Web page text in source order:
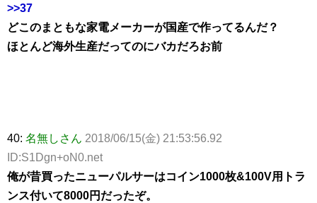
>>37
どこのまともな家電メーカーが国産で作ってるんだ？
ほとんど海外生産だってのにバカだろお前
40: 名無しさん 2018/06/15(金) 21:53:56.92
ID:S1Dgn+oN0.net
俺が昔買ったニューパルサーはコイン1000枚&100V用トラ
ンス付いて8000円だったぞ。